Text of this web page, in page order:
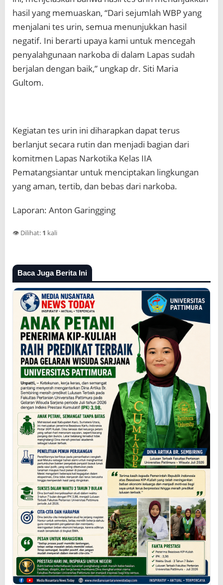
hasil yang memuaskan, “Dari sejumlah WBP yang
menjalani tes urin, semua menunjukkan hasil
negatif. Ini berarti upaya kami untuk mencegah
penyalahgunaan narkoba di dalam Lapas sudah
berjalan dengan baik,” ungkap dr. Siti Maria
Gultom.
Kegiatan tes urin ini diharapkan dapat terus
berlanjut secara rutin dan menjadi bagian dari
komitmen Lapas Narkotika Kelas IIA
Pematangsiantar untuk menciptakan lingkungan
yang aman, tertib, dan bebas dari narkoba.
Laporan: Anton Garingging
👁️ Dilihat: 1 kali
Baca Juga Berita Ini